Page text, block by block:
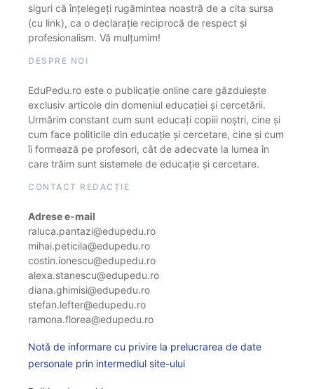
siguri că înțelegeți rugămintea noastră de a cita sursa
(cu link), ca o declarație reciprocă de respect și
profesionalism. Vă mulțumim!
DESPRE NOI
EduPedu.ro este o publicație online care găzduiește
exclusiv articole din domeniul educației și cercetării.
Urmărim constant cum sunt educați copiii noștri, cine și
cum face politicile din educație și cercetare, cine și cum
îi formează pe profesori, cât de adecvate la lumea în
care trăim sunt sistemele de educație și cercetare.
CONTACT REDACȚIE
Adrese e-mail
raluca.pantazi@edupedu.ro
mihai.peticila@edupedu.ro
costin.ionescu@edupedu.ro
alexa.stanescu@edupedu.ro
diana.ghimisi@edupedu.ro
stefan.lefter@edupedu.ro
ramona.florea@edupedu.ro
Notă de informare cu privire la prelucrarea de date
personale prin intermediul site-ului